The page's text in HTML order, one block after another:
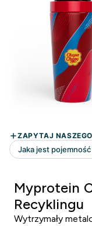
Myprotein
Recyklingu
Wytrzymały